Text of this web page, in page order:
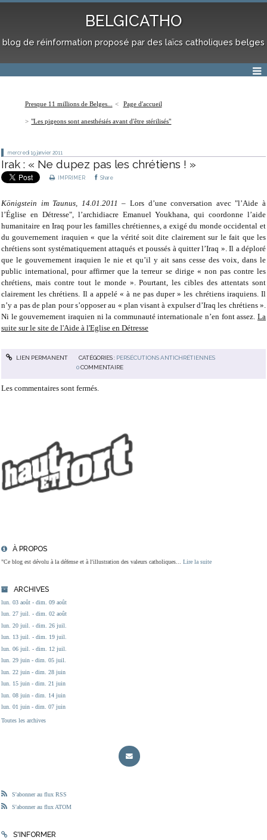
BELGICATHO
blog de réinformation proposé par des laïcs catholiques belges
À PROPOS
"Ce blog est dévolu à la défense et à l'illustration des valeurs catholiques... Lire la suite
ARCHIVES
lun. 03 août - dim. 09 août
lun. 27 juil. - dim. 02 août
lun. 20 juil. - dim. 26 juil.
lun. 13 juil. - dim. 19 juil.
lun. 06 juil. - dim. 12 juil.
lun. 29 juin - dim. 05 juil.
lun. 22 juin - dim. 28 juin
lun. 15 juin - dim. 21 juin
lun. 08 juin - dim. 14 juin
lun. 01 juin - dim. 07 juin
Toutes les archives
S'abonner au flux RSS
S'abonner au flux ATOM
S'INFORMER
Presque 11 millions de Belges... Page d'accueil
"Les pigeons sont anesthésiés avant d'être stérilisés"
mercredi 19 janvier 2011
Irak : « Ne dupez pas les chrétiens ! »
IMPRIMER Share
Königstein im Taunus, 14.01.2011– Lors d’une conversation avec "l’Aide à
l’Église en Détresse", l’archidiacre Emanuel Youkhana, qui coordonne l’aide
humanitaire en Iraq pour les familles chrétiennes, a exigé du monde occidental et
du gouvernement iraquien « que la vérité soit dite clairement sur le fait que les
chrétiens sont systématiquement attaqués et poussés à quitter l’Iraq ». Il a déploré
que le gouvernement iraquien le nie et qu’il y ait sans cesse des voix, dans le
public international, pour affirmer que la terreur se dirige « non pas contre les
chrétiens, mais contre tout le monde ». Pourtant, les cibles des attentats sont
clairement les chrétiens. Il a appelé « à ne pas duper » les chrétiens iraquiens. Il
n’y a pas de plan pour s’opposer au « plan visant à expulser d’Iraq les chrétiens ».
Ni le gouvernement iraquien ni la communauté internationale n’en font assez. La
suite sur le site de l'Aide à l'Eglise en Détresse
LIEN PERMANENT CATÉGORIES : PERSÉCUTIONS ANTICHRÉTIENNES
0 COMMENTAIRE
Les commentaires sont fermés.